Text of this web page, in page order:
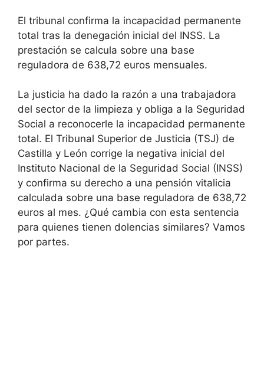
El tribunal confirma la incapacidad permanente
total tras la denegación inicial del INSS. La
prestación se calcula sobre una base
reguladora de 638,72 euros mensuales.
La justicia ha dado la razón a una trabajadora
del sector de la limpieza y obliga a la Seguridad
Social a reconocerle la incapacidad permanente
total. El Tribunal Superior de Justicia (TSJ) de
Castilla y León corrige la negativa inicial del
Instituto Nacional de la Seguridad Social (INSS)
y confirma su derecho a una pensión vitalicia
calculada sobre una base reguladora de 638,72
euros al mes. ¿Qué cambia con esta sentencia
para quienes tienen dolencias similares? Vamos
por partes.